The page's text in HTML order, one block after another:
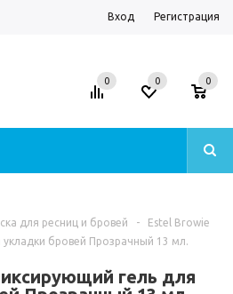
Вход Регистрация
0 0 0
для ресниц и бровей -
Estel Browie
бровей Прозрачный 13 мл.
гель для